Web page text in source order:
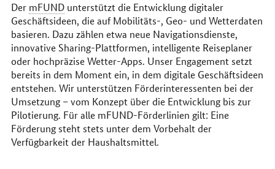
Der mFUNDunterstützt die Entwicklung digitaler
Geschäftsideen, die auf Mobilitäts-, Geo- und Wetterdaten
basieren. Dazu zählen etwa neue Navigationsdienste,
innovative Sharing-Plattformen, intelligente Reiseplaner
oder hochpräzise Wetter-Apps. Unser Engagement setzt
bereits in dem Moment ein, in dem digitale Geschäftsideen
entstehen. Wir unterstützen Förderinteressenten bei der
Umsetzung – vom Konzept über die Entwicklung bis zur
Pilotierung. Für alle mFUND-Förderlinien gilt: Eine
Förderung steht stets unter dem Vorbehalt der
Verfügbarkeit der Haushaltsmittel.